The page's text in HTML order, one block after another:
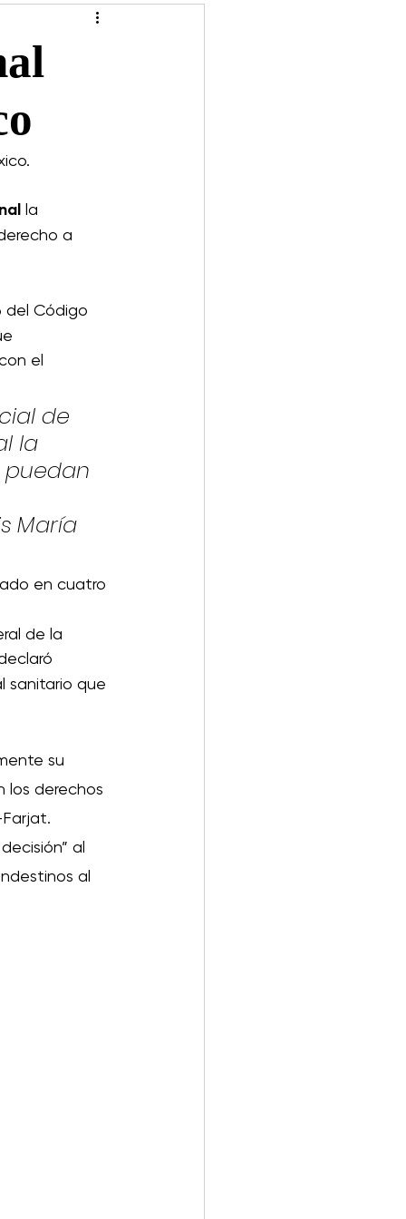
DECISIÓN 2024
la
a
del Código
el
de
la
María
en cuatro
de la
sanitario que
su
los derechos
al
al